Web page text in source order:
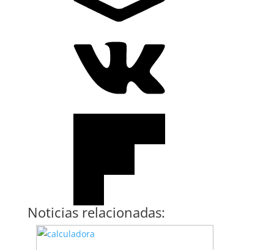
Noticias relacionadas: